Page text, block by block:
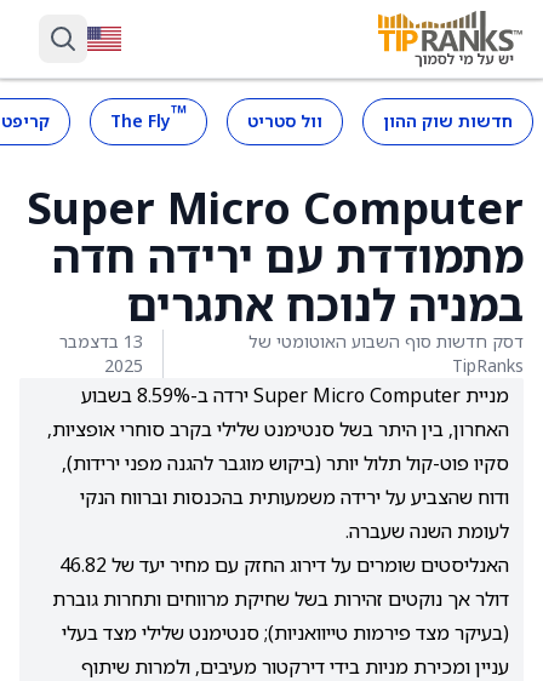
חדשות שוק ההון וול סטריט ™
The Fly
Super Micro Computer
מתמודדת עם ירידה חדה
במניה לנוכח אתגרים
דסק חדשות סוף השבוע האוטומטי של
TipRanks
13 בדצמבר
2025
מניית Super Micro Computer ירדה ב-8.59% בשבוע
האחרון, בין היתר בשל סנטימנט שלילי בקרב סוחרי אופציות,
סקיו פוט-קול תלול יותר (ביקוש מוגבר להגנה מפני ירידות),
ודוח שהצביע על ירידה משמעותית בהכנסות וברווח הנקי
לעומת השנה שעברה.
האנליסטים שומרים על דירוג החזק עם מחיר יעד של 46.82
דולר אך נוקטים זהירות בשל שחיקת מרווחים ותחרות גוברת
(בעיקר מצד פירמות טייוואניות); סנטימנט שלילי מצד בעלי
עניין ומכירת מניות בידי דירקטור מעיבים, ולמרות שיתוף